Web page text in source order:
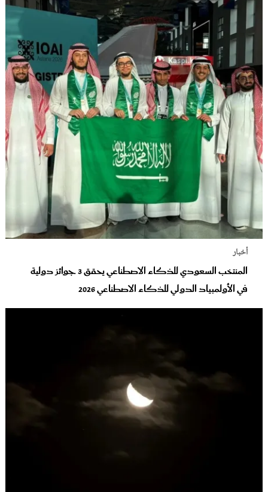
أخبار
المنتخب السعودي للذكاء الاصطناعي يحقق 3 جوائز دولية
في الأولمبياد الدولي للذكاء الاصطناعي 2026